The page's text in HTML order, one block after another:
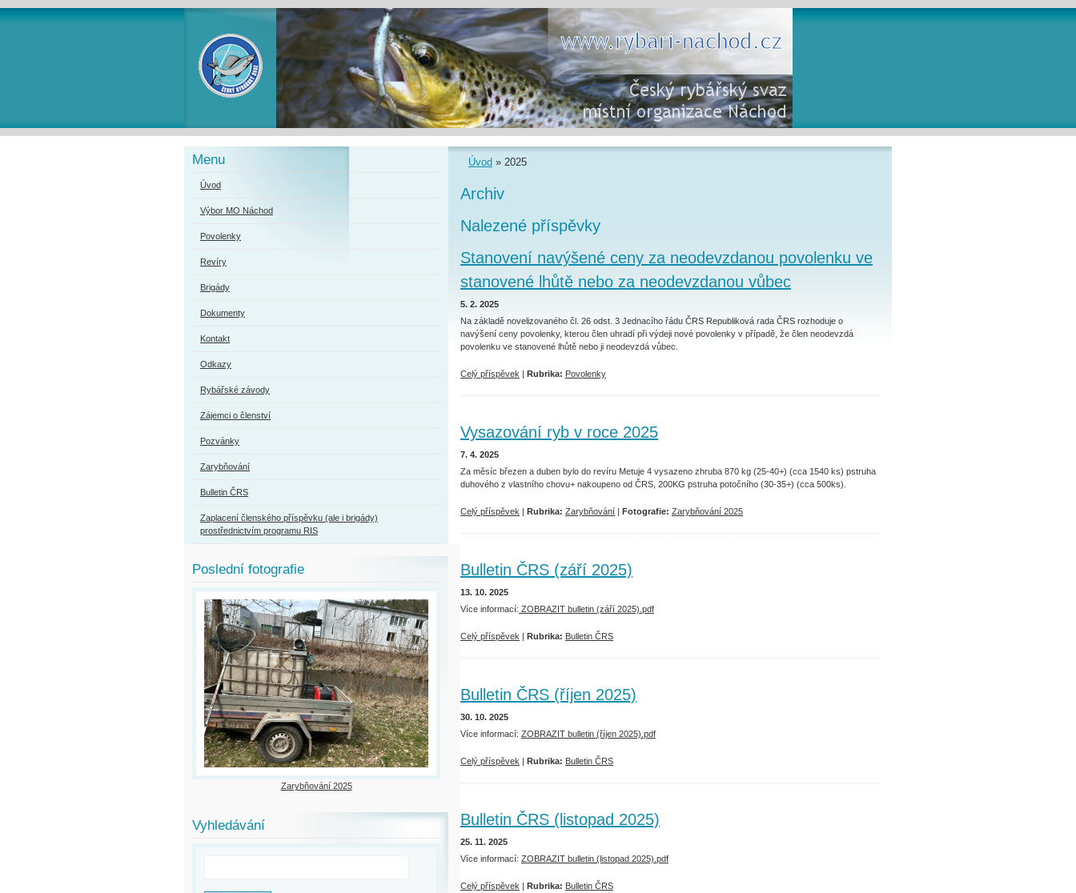
Úvod » 2025
Archiv
Nalezené příspěvky
Stanovení navýšené ceny za neodevzdanou povolenku ve
stanovené lhůtě nebo za neodevzdanou vůbec
5. 2. 2025
Na základě novelizovaného čl. 26 odst. 3 Jednacího řádu ČRS Republiková rada ČRS rozhoduje o
navýšení ceny povolenky, kterou člen uhradí při výdeji nové povolenky v případě, že člen neodevzdá
povolenku ve stanovené lhůtě nebo ji neodevzdá vůbec.
Celý příspěvek | Rubrika: Povolenky
Vysazování ryb v roce 2025
7. 4. 2025
Za měsíc březen a duben bylo do revíru Metuje 4 vysazeno zhruba 870 kg (25-40+) (cca 1540 ks) pstruha
duhového z vlastního chovu+ nakoupeno od ČRS, 200KG pstruha potočního (30-35+) (cca 500ks).
Celý příspěvek | Rubrika: Zarybňování | Fotografie: Zarybňování 2025
Bulletin ČRS (září 2025)
13. 10. 2025
Více informací: ZOBRAZIT bulletin (září 2025).pdf
Celý příspěvek | Rubrika: Bulletin ČRS
Bulletin ČRS (říjen 2025)
30. 10. 2025
Více informací: ZOBRAZIT bulletin (říjen 2025).pdf
Celý příspěvek | Rubrika: Bulletin ČRS
Bulletin ČRS (listopad 2025)
25. 11. 2025
Více informací: ZOBRAZIT bulletin (listopad 2025).pdf
Celý příspěvek | Rubrika: Bulletin ČRS
Menu
Úvod
Výbor MO Náchod
Povolenky
Revíry
Brigády
Dokumenty
Kontakt
Odkazy
Rybářské závody
Zájemci o členství
Pozvánky
Zarybňování
Bulletin ČRS
Zaplacení členského příspěvku (ale i brigády)
prostřednictvím programu RIS
Poslední fotografie
Zarybňování 2025
Vyhledávání